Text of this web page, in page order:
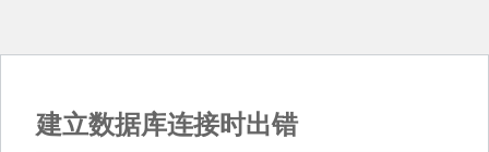
建立数据库连接时出错